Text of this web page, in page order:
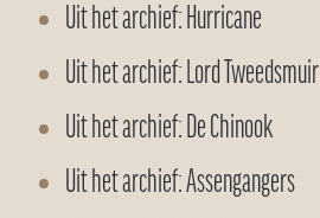
Uit het archief: Hurricane
Uit het archief: Lord Tweedsmuir
Uit het archief: De Chinook
Uit het archief: Assengangers